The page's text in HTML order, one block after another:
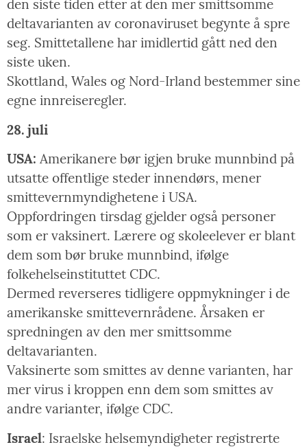
den siste tiden etter at den mer smittsomme
deltavarianten av coronaviruset begynte å spre
seg. Smittetallene har imidlertid gått ned den
siste uken.
Skottland, Wales og Nord-Irland bestemmer sine
egne innreiseregler.
28. juli
USA: Amerikanere bør igjen bruke munnbind på
utsatte offentlige steder innendørs, mener
smittevernmyndighetene i USA.
Oppfordringen tirsdag gjelder også personer
som er vaksinert. Lærere og skoleelever er blant
dem som bør bruke munnbind, ifølge
folkehelseinstituttet CDC.
Dermed reverseres tidligere oppmykninger i de
amerikanske smittevernrådene. Årsaken er
spredningen av den mer smittsomme
deltavarianten.
Vaksinerte som smittes av denne varianten, har
mer virus i kroppen enn dem som smittes av
andre varianter, ifølge CDC.
Israel: Israelske helsemyndigheter registrerte